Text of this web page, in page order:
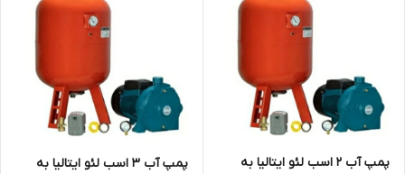
پمپ آب ۲ اسب لئو ایتالیا به
پمپ آب ۳ اسب لئو ایتالیا به